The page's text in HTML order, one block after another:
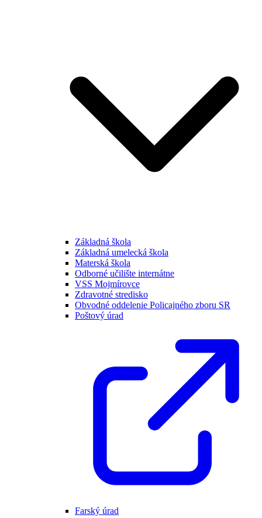
Základná škola
Základná umelecká škola
Materská škola
Odborné učilište internátne
VSS Mojmírovce
Zdravotné stredisko
Obvodné oddelenie Policajného zboru SR
Poštový úrad
Farský úrad